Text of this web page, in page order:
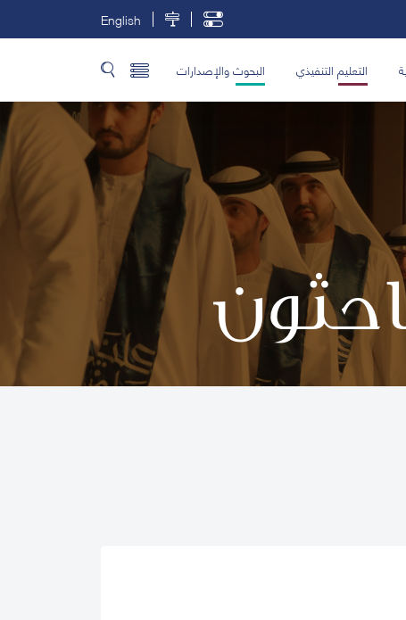
English
التعليم التنفيذي البحوث والإصدارات